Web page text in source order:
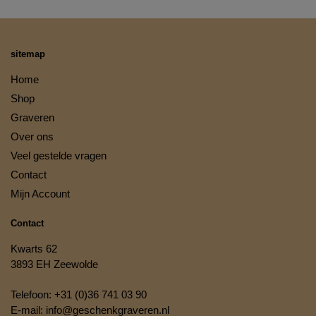
sitemap
Home
Shop
Graveren
Over ons
Veel gestelde vragen
Contact
Mijn Account
Contact
Kwarts 62
3893 EH Zeewolde
Telefoon: +31 (0)36 741 03 90
E-mail: info@geschenkgraveren.nl